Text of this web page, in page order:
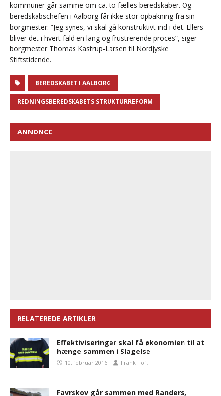
kommuner går samme om ca. to fælles beredskaber. Og
beredskabschefen i Aalborg får ikke stor opbakning fra sin
borgmester: ”Jeg synes, vi skal gå konstruktivt ind i det. Ellers
bliver det i hvert fald en lang og frustrerende proces”, siger
borgmester Thomas Kastrup-Larsen til Nordjyske
Stiftstidende.
BEREDSKABET I AALBORG
REDNINGSBEREDSKABETS STRUKTURREFORM
ANNONCE
RELATEREDE ARTIKLER
Effektiviseringer skal få økonomien til at
hænge sammen i Slagelse
10. februar 2016 Frank Toft
Favrskov går sammen med Randers,